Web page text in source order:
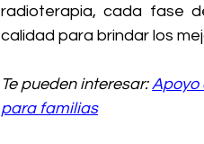
radioterapia, cada fase
calidad para brindar los
Te pueden interesar: Apoyo
para familias